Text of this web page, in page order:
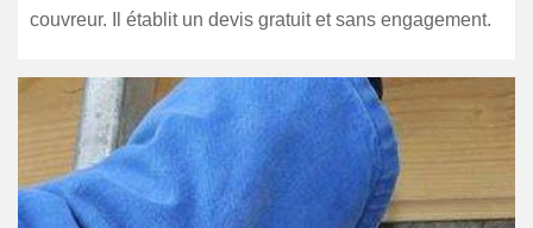
couvreur. Il établit un devis gratuit et sans engagement.